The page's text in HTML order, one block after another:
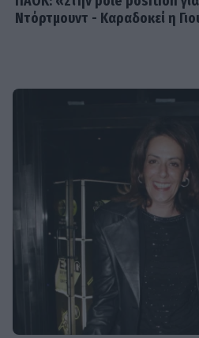
Ντόρτμουντ - Καραδοκεί η